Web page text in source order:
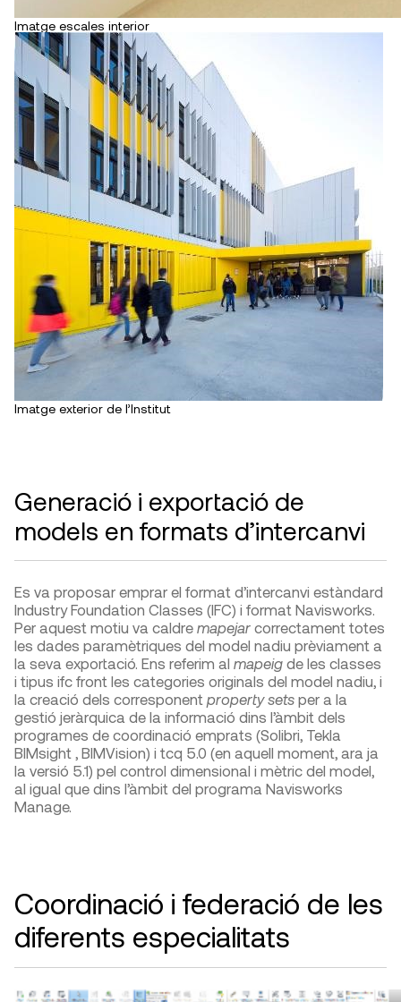
Imatge escales interior
Imatge exterior de l’Institut
Generació i exportació de
models en formats d’intercanvi
Es va proposar emprar el format d’intercanvi estàndard
Industry Foundation Classes (IFC) i format Navisworks.
Per aquest motiu va caldre mapejar correctament totes
les dades paramètriques del model nadiu prèviament a
la seva exportació. Ens referim al mapeig de les classes
i tipus ifc front les categories originals del model nadiu, i
la creació dels corresponent property sets per a la
gestió jeràrquica de la informació dins l’àmbit dels
programes de coordinació emprats (Solibri, Tekla
BIMsight , BIMVision) i tcq 5.0 (en aquell moment, ara ja
la versió 5.1) pel control dimensional i mètric del model,
al igual que dins l’àmbit del programa Navisworks
Manage.
Coordinació i federació de les
diferents especialitats